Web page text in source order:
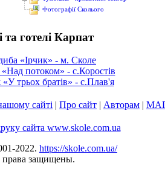
Фотографії Сколього
та готелі Карпат
«Ірчик» - м. Сколе
потоком» - с.Коростів
трьох братів» - с.Плав'я
сайті | Про сайт | Авторам |
сайта www.skole.com.ua
2022. https://skole.com.ua/
права защищены.